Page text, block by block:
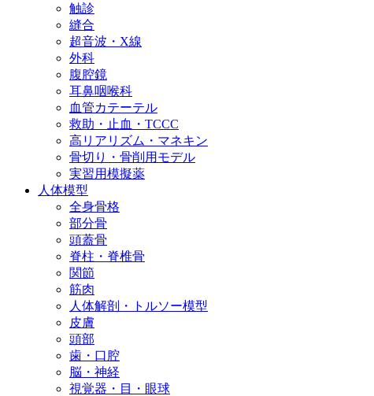
触診
縫合
超音波・X線
外科
腹腔鏡
耳鼻咽喉科
血管カテーテル
救助・止血・TCCC
高リアリズム・マネキン
骨切り・骨削用モデル
実習用模擬薬
人体模型
全身骨格
部分骨
頭蓋骨
脊柱・脊椎骨
関節
筋肉
人体解剖・トルソー模型
皮膚
頭部
歯・口腔
脳・神経
視覚器・目・眼球